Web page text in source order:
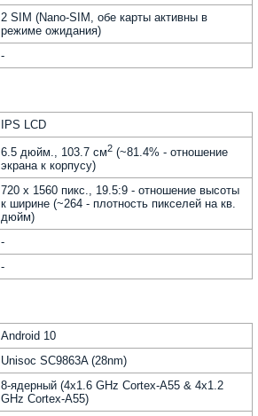
2 SIM (Nano-SIM, обе карты активны в
режиме ожидания)
-
IPS LCD
6.5 дюйм., 103.7 см2 (~81.4% - отношение
экрана к корпусу)
720 x 1560 пикс., 19.5:9 - отношение высоты
к ширине (~264 - плотность пикселей на кв.
дюйм)
-
-
Android 10
Unisoc SC9863A (28nm)
8-ядерный (4x1.6 GHz Cortex-A55 & 4x1.2
GHz Cortex-A55)